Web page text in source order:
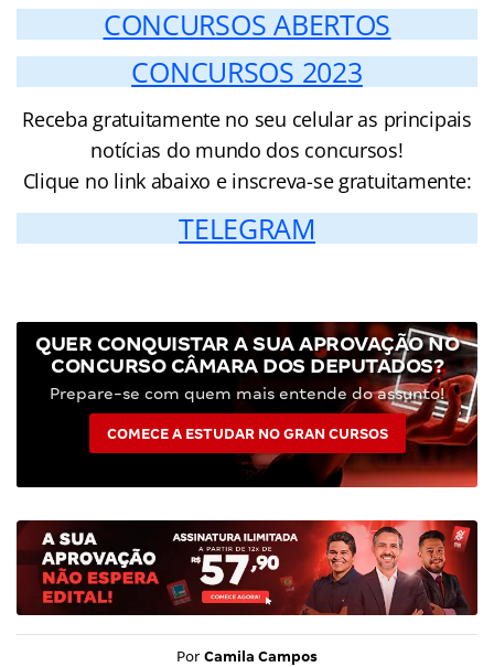
CONCURSOS ABERTOS
CONCURSOS 2023
Receba gratuitamente no seu celular as principais
notícias do mundo dos concursos!
Clique no link abaixo e inscreva-se gratuitamente:
TELEGRAM
QUER CONQUISTAR A SUA APROVAÇÃO NO
CONCURSO CÂMARA DOS DEPUTADOS?
Prepare-se com quem mais entende do assunto!
COMECE A ESTUDAR NO GRAN CURSOS
Por Camila Campos